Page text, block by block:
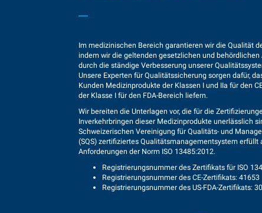
Im medizinischen Bereich garantieren wir die Qualität
indem wir die geltenden gesetzlichen und behördlichen
durch die ständige Verbesserung unserer
Unsere Experten für Qualitätssicherung sorgen dafür,
Kunden Medizinprodukte der Klassen I und IIa für den
der Klasse I für den FDA-Bereich liefern.
Wir bereiten die Unterlagen vor, die für die
Inverkehrbringen dieser Medizinprodukte unerlässlich
Schweizerischen Vereinigung für Qualitäts- und
(SQS) zertifiziertes Qualitätsmanagementsystem erfüllt
Anforderungen der Norm ISO 13485:2012.
Registrierungsnummer des Zertifikats für ISO
Registrierungsnummer des CE-Zertifikats: 41653
Registrierungsnummer des US-FDA-Zertifikats: